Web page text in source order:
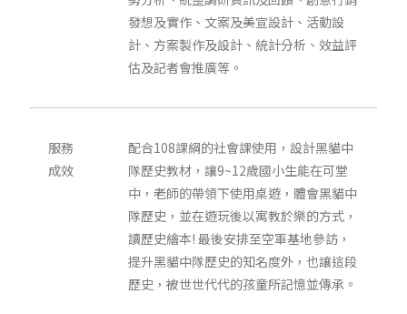
發想及實作、文案及美宣設計、活動設
計、方案製作及設計、統計分析、效益評
估及記者會推廣等。
服務
成效
配合108課綱的社會課使用，設計黑貓中
隊歷史教材，讓9~12歲國小生能在可堂
中，老師的帶領下使用桌遊，體會黑貓中
隊歷史，並在遊玩後以寓教於樂的方式，
讀歷史繪本! 最後安排至空軍基地參訪，
提升黑貓中隊歷史的知名度外，也讓這段
歷史，被世世代代的孩童所記憶並傳承。